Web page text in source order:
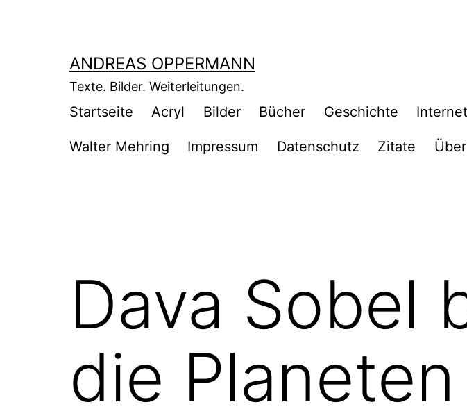
ANDREAS OPPERMANN
Texte. Bilder. Weiterleitungen.
Startseite Acryl Bilder Bücher Geschichte Internet
Walter Mehring Impressum Datenschutz Zitate
Dava Sobel
die